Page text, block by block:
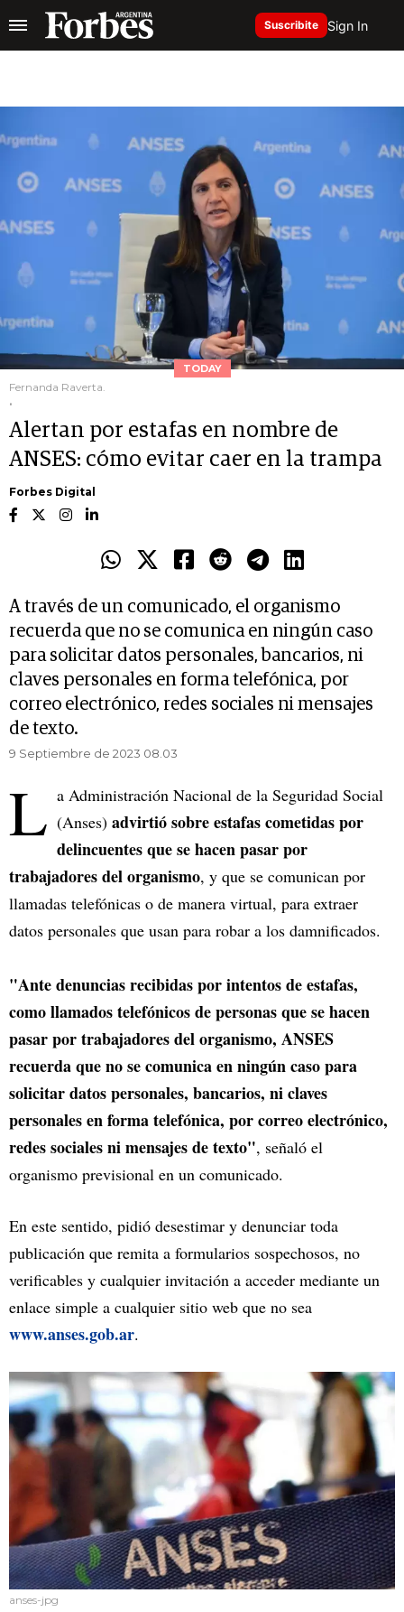
Suscribite Sign In
TODAY
Fernanda Raverta.
.
Alertan por estafas en nombre de
ANSES: cómo evitar caer en la trampa
Forbes Digital
A través de un comunicado, el organismo
recuerda que no se comunica en ningún caso
para solicitar datos personales, bancarios, ni
claves personales en forma telefónica, por
correo electrónico, redes sociales ni mensajes
de texto.
9 Septiembre de 2023 08.03
L a Administración Nacional de la Seguridad Social
(Anses) advirtió sobre estafas cometidas por
delincuentes que se hacen pasar por
trabajadores del organismo, y que se comunican por
llamadas telefónicas o de manera virtual, para extraer
datos personales que usan para robar a los damnificados.
"Ante denuncias recibidas por intentos de estafas,
como llamados telefónicos de personas que se hacen
pasar por trabajadores del organismo, ANSES
recuerda que no se comunica en ningún caso para
solicitar datos personales, bancarios, ni claves
personales en forma telefónica, por correo electrónico,
redes sociales ni mensajes de texto", señaló el
organismo previsional en un comunicado.
En este sentido, pidió desestimar y denunciar toda
publicación que remita a formularios sospechosos, no
verificables y cualquier invitación a acceder mediante un
enlace simple a cualquier sitio web que no sea
www.anses.gob.ar.
anses-jpg